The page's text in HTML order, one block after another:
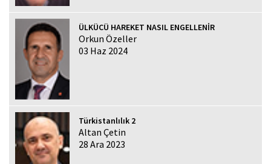
ÜLKÜCÜ HAREKET NASIL ENGELLENİR
Orkun Özeller
03 Haz 2024
Türkistanlılık 2
Altan Çetin
28 Ara 2023